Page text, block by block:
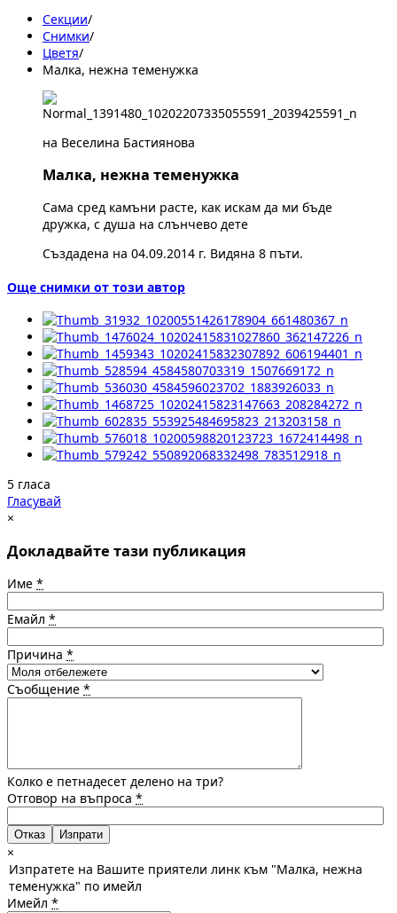
Секции/
Снимки/
Цветя/
Малка, нежна теменужка
на Веселина Бастиянова
Малка, нежна теменужка
Сама сред камъни расте, как искам да ми бъде
дружка, с душа на слънчево дете
Създадена на 04.09.2014 г. Видяна 8 пъти.
Още снимки от този автор
5 гласа
Гласувай
×
Докладвайте тази публикация
Име *
Емайл *
Причина *
Съобщение *
Колко е петнадесет делено на три?
Отговор на въпроса *
Отказ
×
Изпратете на Вашите приятели линк към "Малка, нежна
теменужка" по имейл
Имейл *